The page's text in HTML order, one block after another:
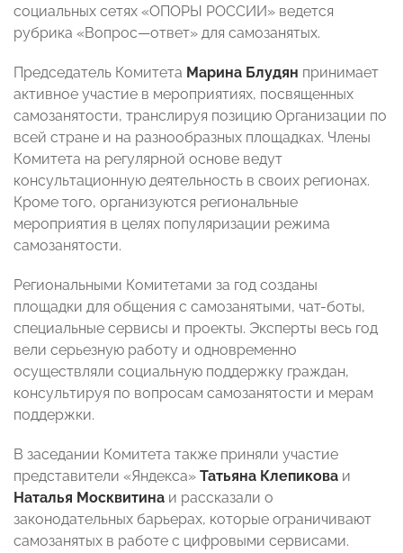
социальных сетях «ОПОРЫ РОССИИ» ведется
рубрика «Вопрос—ответ» для самозанятых.
Председатель Комитета Марина Блудян принимает
активное участие в мероприятиях, посвященных
самозанятости, транслируя позицию Организации по
всей стране и на разнообразных площадках. Члены
Комитета на регулярной основе ведут
консультационную деятельность в своих регионах.
Кроме того, организуются региональные
мероприятия в целях популяризации режима
самозанятости.
Региональными Комитетами за год созданы
площадки для общения с самозанятыми, чат-боты,
специальные сервисы и проекты. Эксперты весь год
вели серьезную работу и одновременно
осуществляли социальную поддержку граждан,
консультируя по вопросам самозанятости и мерам
поддержки.
В заседании Комитета также приняли участие
представители «Яндекса» Татьяна Клепикова и
Наталья Москвитина и рассказали о
законодательных барьерах, которые ограничивают
самозанятых в работе с цифровыми сервисами.